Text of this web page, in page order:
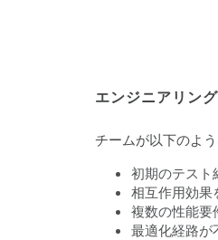
エンジニアリン
チームが以下のよ
初期のテスト
相互作用効果
複数の性能要
最適化経路が